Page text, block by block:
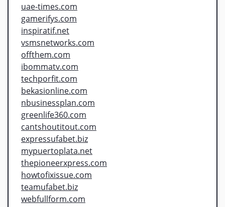
uae-times.com
gamerifys.com
inspiratif.net
vsmsnetworks.com
offthem.com
ibommatv.com
techporfit.com
bekasionline.com
nbusinessplan.com
greenlife360.com
cantshoutitout.com
expressufabet.biz
mypuertoplata.net
thepioneerxpress.com
howtofixissue.com
teamufabet.biz
webfullform.com